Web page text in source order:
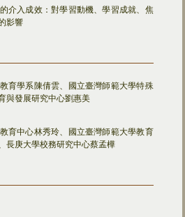
介入成效：對學習動機、學習成就、焦
影響
育學系陳倩雲、國立臺灣師範大學特殊
與發展研究中心劉惠美
育中心林秀玲、國立臺灣師範大學教育
長庚大學校務研究中心蔡孟樺